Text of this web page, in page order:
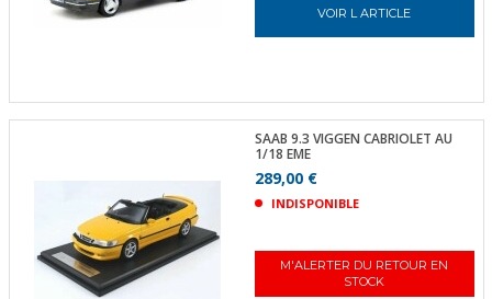
VOIR L ARTICLE
SAAB 9.3 VIGGEN CABRIOLET AU
1/18 EME
289,00 €
INDISPONIBLE
M'ALERTER DU RETOUR EN
STOCK